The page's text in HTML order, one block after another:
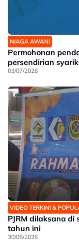
NIAGA AWANI
Permohonan
persendirian
03/07/2026
VIDEO TERKINI &
PJRM dilaksana di
tahun ini
30/06/2026